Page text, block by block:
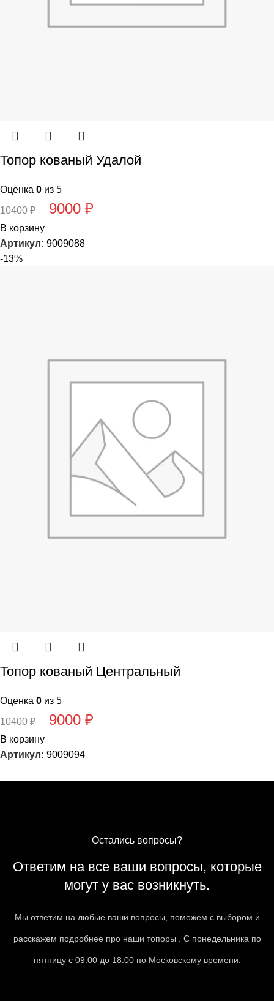
Топор кованый Удалой
Оценка 0 из 5
10400₽ 9000 ₽
В корзину
Артикул: 9009088
-13%
Топор кованый Центральный
Оценка 0 из 5
10400₽ 9000 ₽
В корзину
Артикул: 9009094
Остались вопросы?
Ответим на все ваши вопросы, которые
могут у вас возникнуть.
Мы ответим на любые ваши вопросы, поможем с выбором и
расскажем подробнее про наши топоры . С понедельника по
пятницу с 09:00 до 18:00 по Московскому времени.